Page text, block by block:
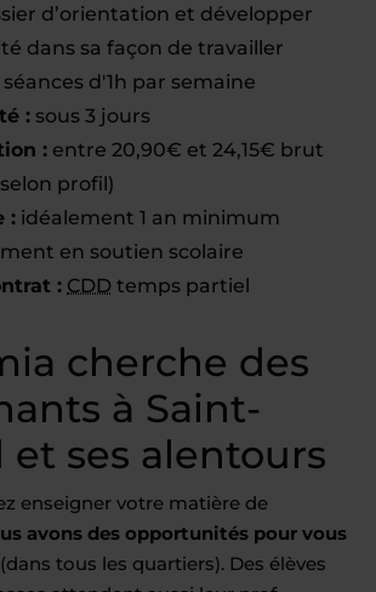
d’orientation et développer
dans sa façon de travailler
séances d'1h par semaine
: sous 3 jours
: entre 20,90€ et 24,15€ brut
profil)
: idéalement 1 an minimum
en soutien scolaire
: CDD temps partiel
cherche des
à Saint-
et ses alentours
enseigner votre matière de
avons des opportunités pour vous
tous les quartiers). Des élèves